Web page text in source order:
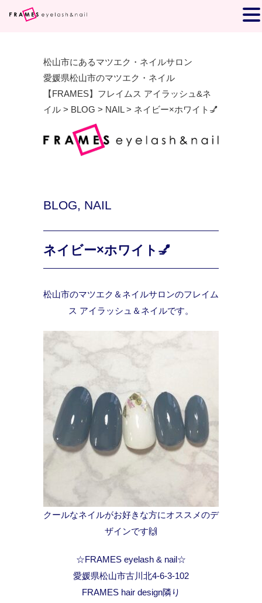
松山市にあるマツエク・ネイルサロン
愛媛県松山市のマツエク・ネイル
【FRAMES】フレイムス アイラッシュ&ネ
イル > BLOG > NAIL> ネイビー×ホワイト💅
BLOG, NAIL
ネイビー×ホワイト💅
松山市のマツエク＆ネイルサロンのフレイム
ス アイラッシュ＆ネイルです。
クールなネイルがお好きな方にオススメのデ
ザインです🙌
☆FRAMES eyelash & nail☆
愛媛県松山市古川北4-6-3-102
FRAMES hair design隣り